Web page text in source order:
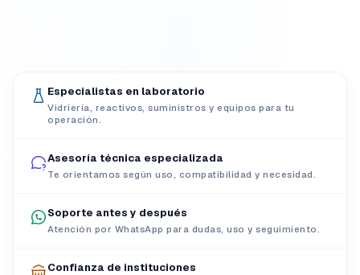
Especialistas en laboratorio
Vidriería, reactivos, suministros y equipos para tu
operación.
Asesoría técnica especializada
Te orientamos según uso, compatibilidad y necesidad.
Soporte antes y después
Atención por WhatsApp para dudas, uso y seguimiento.
Confianza de instituciones